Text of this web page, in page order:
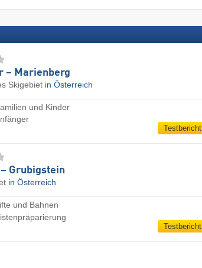
– Marienberg
Skigebiet in Österreich
und Kinder
Testbericht
Grubigstein
in Österreich
und Bahnen
Testbericht